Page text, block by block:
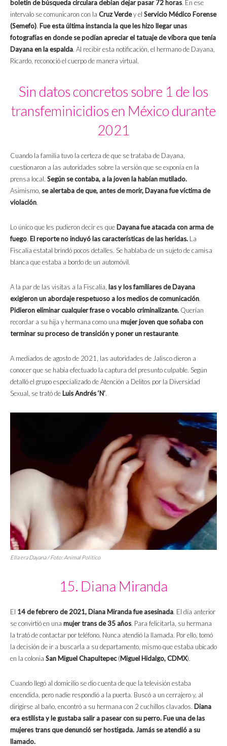
boletín de búsqueda circulara debían dejar pasar 72 horas. En ese
intervalo se comunicaron con la Cruz Verdey el Servicio Médico Forense
(Semefo). Fue esta última instancia la que les hizo llegar unas
fotografías en donde se podían apreciar el tatuaje de víbora que tenía
Dayana en la espalda. Al recibir esta notificación, el hermano de Dayana,
Ricardo, reconoció el cuerpo de manera virtual.
Sin datos concretos sobre 1 de los
transfeminicidios en México durante
2021
Cuando la familia tuvo la certeza de que se trataba de Dayana,
cuestionaron a las autoridades sobre la versión que se exponía en la
prensa local. Según se contaba, a la joven la habían mutilado.
Asimismo, se alertaba de que, antes de morir, Dayana fue víctima de
violación.
Lo único que les pudieron decir es que Dayana fue atacada con arma de
fuego. El reporte no incluyó las características de las heridas. La
Fiscalía estatal brindó pocos detalles. Se hablaba de un sujeto de camisa
blanca que estaba a bordo de un automóvil.
A la par de las visitas a la Fiscalía, las y los familiares de Dayana
exigieron un abordaje respetuoso a los medios de comunicación.
Pidieron eliminar cualquier frase o vocablo criminalizante. Querían
recordar a su hija y hermana como una mujer joven que soñaba con
terminar su proceso de transición y poner un restaurante.
A mediados de agosto de 2021, las autoridades de Jalisco dieron a
conocer que se había efectuado la captura del presunto culpable. Según
detalló el grupo especializado de Atención a Delitos por la Diversidad
Sexual, se trató de Luis Andrés ‘N’.
Ella era Dayana / Foto: Animal Político
15. Diana Miranda
El 14 de febrero de 2021, Diana Miranda fue asesinada. El día anterior
se convirtió en una mujer trans de 35 años. Para felicitarla, su hermana
la trató de contactar por teléfono. Nunca atendió la llamada. Por ello, tomó
la decisión de ir a buscarla a su departamento, mismo que estaba ubicado
en la colonia San Miguel Chapultepec(Miguel Hidalgo, CDMX).
Cuando llegó al domicilio se dio cuenta de que la televisión estaba
encendida, pero nadie respondió a la puerta. Buscó a un cerrajero y, al
dirigirse al baño, encontró a su hermana con 2 cuchillos clavados. Diana
era estilista y le gustaba salir a pasear con su perro. Fue una de las
mujeres trans que denunció ser hostigada. Jamás se atendió a su
llamado.